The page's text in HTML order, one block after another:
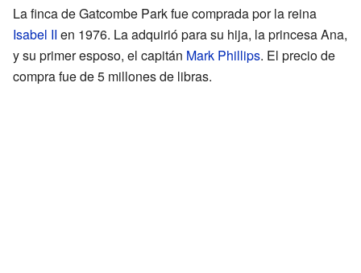
La finca de Gatcombe Park fue comprada por la reina
Isabel II en 1976. La adquirió para su hija, la princesa Ana,
y su primer esposo, el capitán Mark Phillips. El precio de
compra fue de 5 millones de libras.